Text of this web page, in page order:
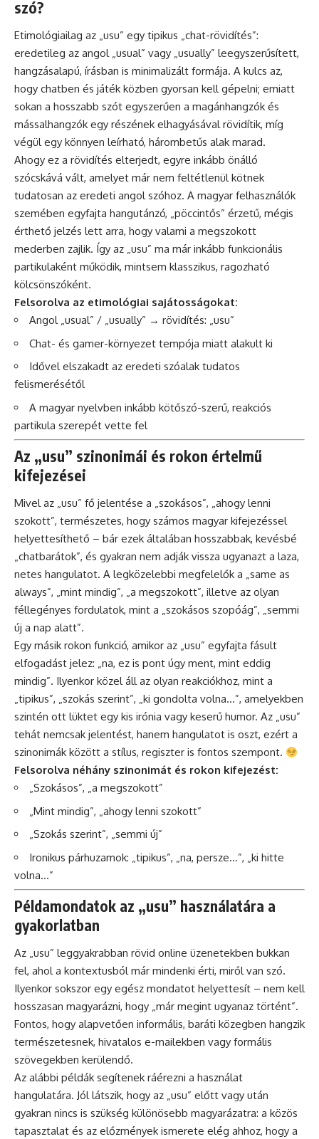
szó?
Etimológiailag az „usu” egy tipikus „chat-rövidítés”:
eredetileg az angol „usual” vagy „usually” leegyszerűsített,
hangzásalapú, írásban is minimalizált formája. A kulcs az,
hogy chatben és játék közben gyorsan kell gépelni; emiatt
sokan a hosszabb szót egyszerűen a magánhangzók és
mássalhangzók egy részének elhagyásával rövidítik, míg
végül egy könnyen leírható, hárombetűs alak marad.
Ahogy ez a rövidítés elterjedt, egyre inkább önálló
szócskává vált, amelyet már nem feltétlenül kötnek
tudatosan az eredeti angol szóhoz. A magyar felhasználók
szemében egyfajta hangutánzó, „pöccintős” érzetű, mégis
érthető jelzés lett arra, hogy valami a megszokott
mederben zajlik. Így az „usu” ma már inkább funkcionális
partikulaként működik, mintsem klasszikus, ragozható
kölcsönszóként.
Felsorolva az etimológiai sajátosságokat:
Angol „usual” / „usually” → rövidítés: „usu”
Chat- és gamer-környezet tempója miatt alakult ki
Idővel elszakadt az eredeti szóalak tudatos
felismerésétől
A magyar nyelvben inkább kötőszó-szerű, reakciós
partikula szerepét vette fel
Az „usu” szinonimái és rokon értelmű
kifejezései
Mivel az „usu” fő jelentése a „szokásos”, „ahogy lenni
szokott”, természetes, hogy számos magyar kifejezéssel
helyettesíthető – bár ezek általában hosszabbak, kevésbé
„chatbarátok”, és gyakran nem adják vissza ugyanazt a laza,
netes hangulatot. A legközelebbi megfelelők a „same as
always”, „mint mindig”, „a megszokott”, illetve az olyan
féllegényes fordulatok, mint a „szokásos szopóág”, „semmi
új a nap alatt”.
Egy másik rokon funkció, amikor az „usu” egyfajta fásult
elfogadást jelez: „na, ez is pont úgy ment, mint eddig
mindig”. Ilyenkor közel áll az olyan reakciókhoz, mint a
„tipikus”, „szokás szerint”, „ki gondolta volna…”, amelyekben
szintén ott lüktet egy kis irónia vagy keserű humor. Az „usu”
tehát nemcsak jelentést, hanem hangulatot is oszt, ezért a
szinonimák között a stílus, regiszter is fontos szempont.
Felsorolva néhány szinonimát és rokon kifejezést:
„Szokásos”, „a megszokott”
„Mint mindig”, „ahogy lenni szokott”
„Szokás szerint”, „semmi új”
Ironikus párhuzamok: „tipikus”, „na, persze…”, „ki hitte
volna…”
Példamondatok az „usu” használatára a
gyakorlatban
Az „usu” leggyakrabban rövid online üzenetekben bukkan
fel, ahol a kontextusból már mindenki érti, miről van szó.
Ilyenkor sokszor egy egész mondatot helyettesít – nem kell
hosszasan magyarázni, hogy „már megint ugyanaz történt”.
Fontos, hogy alapvetően informális, baráti közegben hangzik
természetesnek, hivatalos e-mailekben vagy formális
szövegekben kerülendő.
Az alábbi példák segítenek ráérezni a használat
hangulatára. Jól látszik, hogy az „usu” előtt vagy után
gyakran nincs is szükség különösebb magyarázatra: a közös
tapasztalat és az előzmények ismerete elég ahhoz, hogy a